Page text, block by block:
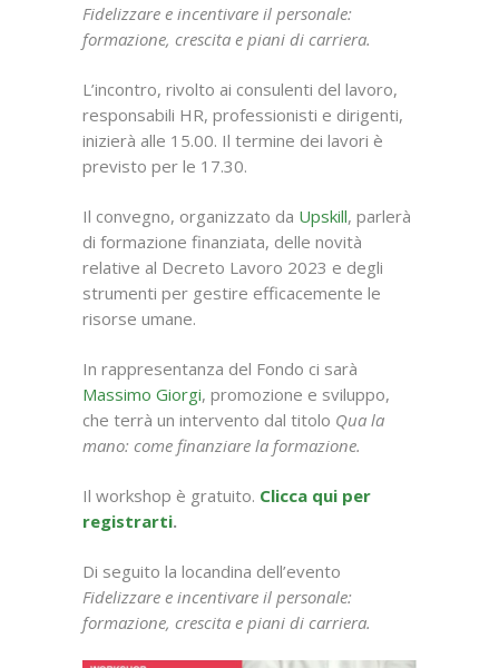
Fidelizzare e incentivare il personale:
formazione, crescita e piani di carriera.
L’incontro, rivolto ai consulenti del lavoro,
responsabili HR, professionisti e dirigenti,
inizierà alle 15.00. Il termine dei lavori è
previsto per le 17.30.
Il convegno, organizzato da Upskill, parlerà
di formazione finanziata, delle novità
relative al Decreto Lavoro 2023 e degli
strumenti per gestire efficacemente le
risorse umane.
In rappresentanza del Fondo ci sarà
Massimo Giorgi, promozione e sviluppo,
che terrà un intervento dal titolo Qua la
mano: come finanziare la formazione.
Il workshop è gratuito. Clicca qui per
registrarti.
Di seguito la locandina dell’evento
Fidelizzare e incentivare il personale:
formazione, crescita e piani di carriera.